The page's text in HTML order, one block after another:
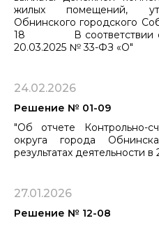
жилых помещений,
Обнинского городского
18 В соответствии с
20.03.2025 № 33-ФЗ «О"
24.02.2026
Решение № 01-09
"Об отчете Контрольно-
округа города
результатах деятельности в
27.01.2026
Решение № 12-08